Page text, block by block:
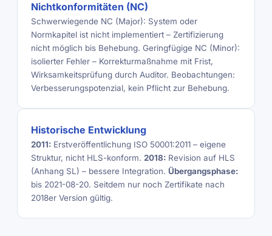
Nichtkonformitäten (NC)
Schwerwiegende NC (Major): System oder
Normkapitel ist nicht implementiert – Zertifizierung
nicht möglich bis Behebung. Geringfügige NC (Minor):
isolierter Fehler – Korrekturmaßnahme mit Frist,
Wirksamkeitsprüfung durch Auditor. Beobachtungen:
Verbesserungspotenzial, kein Pflicht zur Behebung.
Historische Entwicklung
2011: Erstveröffentlichung ISO 50001:2011 – eigene
Struktur, nicht HLS-konform. 2018: Revision auf HLS
(Anhang SL) – bessere Integration. Übergangsphase:
bis 2021-08-20. Seitdem nur noch Zertifikate nach
2018er Version gültig.